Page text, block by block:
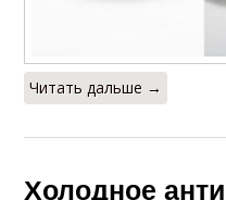
Читать дальше →
Холодное